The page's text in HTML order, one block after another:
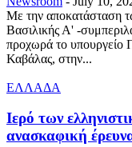
Με την αποκατάσταση
Βασιλικής Α' -
προχωρά το υπουργείο
Καβάλας, στην...
ΕΛΛΑΔΑ
Ιερό των
ανασκαφική